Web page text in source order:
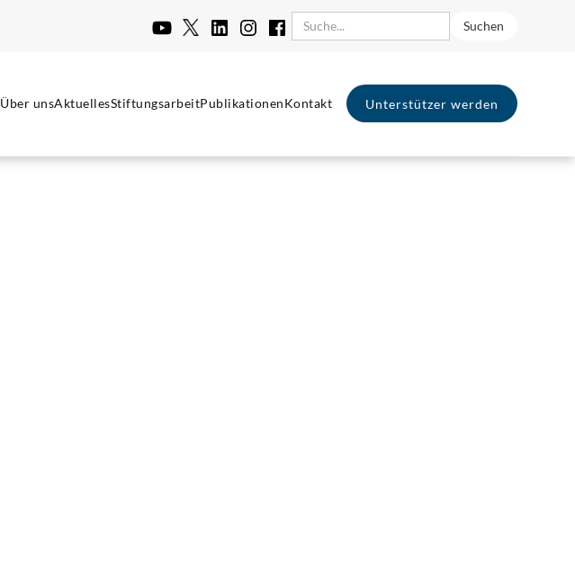
Über unsAktuellesStiftungsarbeitPublikationenKontakt Unterstützer werden